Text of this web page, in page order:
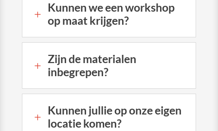
L
Kunnen we een workshop
op maat krijgen?
L
Zijn de materialen
inbegrepen?
L
Kunnen jullie op onze eigen
locatie komen?